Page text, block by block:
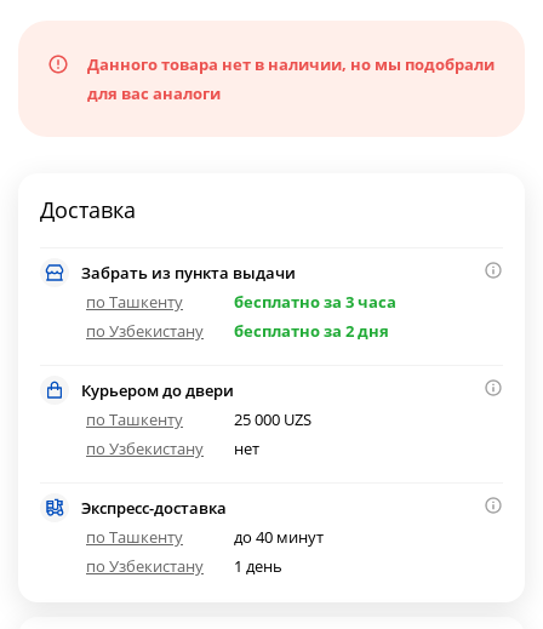
Данного товара нет в наличии, но мы подобрали
для вас аналоги
Доставка
Забрать из пункта выдачи
по Ташкенту
бесплатно за 3 часа
по Узбекистану
бесплатно за 2 дня
Курьером до двери
по Ташкенту
25 000 UZS
по Узбекистану
нет
Экспресс-доставка
по Ташкенту
до 40 минут
по Узбекистану
1 день